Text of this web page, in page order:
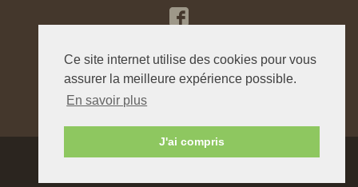
Ce site internet utilise des cookies pour vous
assurer la meilleure expérience possible.
En savoir plus
J'ai compris
NEWSLETTER
Pour vous tenir informé de notre actualité
Agence graphique:Westango